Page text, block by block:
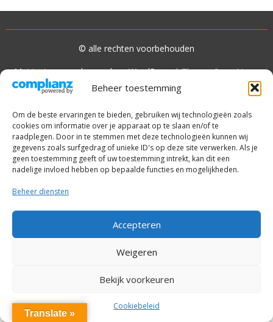
Beheer toestemming
Om de beste ervaringen te bieden, gebruiken wij technologieën zoals
cookies om informatie over je apparaat op te slaan en/of te
raadplegen. Door in te stemmen met deze technologieën kunnen wij
gegevens zoals surfgedrag of unieke ID's op deze site verwerken. Als je
geen toestemming geeft of uw toestemming intrekt, kan dit een
nadelige invloed hebben op bepaalde functies en mogelijkheden.
Beheer diensten
Accepteren
Weigeren
Bekijk voorkeuren
Cookiebeleid
© alle rechten voorbehouden
Met trots aangedreven door WordPress |Thema: SuperNews
doorAcme Themes
Translate »